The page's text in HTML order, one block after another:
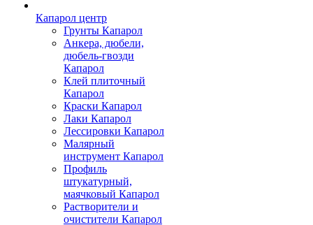
Капарол центр
Грунты Капарол
Анкера, дюбели,
дюбель-гвозди
Капарол
Клей плиточный
Капарол
Краски Капарол
Лаки Капарол
Лессировки Капарол
Малярный
инструмент Капарол
Профиль
штукатурный,
маячковый Капарол
Растворители и
очистители Капарол